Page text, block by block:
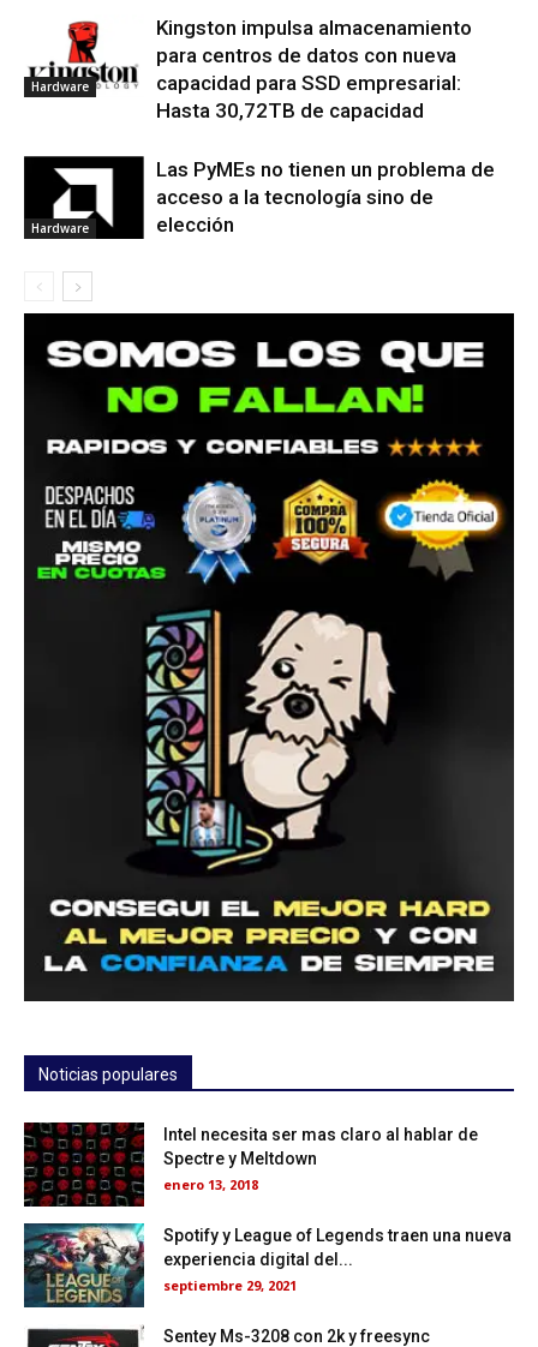
Hardware
Kingston impulsa almacenamiento
para centros de datos con nueva
capacidad para SSD empresarial:
Hasta 30,72TB de capacidad
Hardware
Las PyMEs no tienen un problema de
acceso a la tecnología sino de
elección
Noticias populares
Intel necesita ser mas claro al hablar de
Spectre y Meltdown
enero 13, 2018
Spotify y League of Legends traen una nueva
experiencia digital del...
septiembre 29, 2021
Sentey Ms-3208 con 2k y freesync